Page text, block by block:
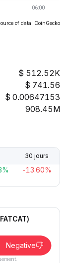
of data: CoinGecko
512.52K
741.56
0.00647153
908.45M
30 jours
-13.60%
Negative